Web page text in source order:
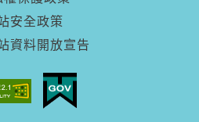
安全政策
資料開放宣告